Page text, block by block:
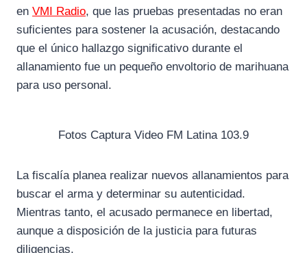
en VMI Radio, que las pruebas presentadas no eran
suficientes para sostener la acusación, destacando
que el único hallazgo significativo durante el
allanamiento fue un pequeño envoltorio de marihuana
para uso personal.
Fotos Captura Video FM Latina 103.9
La fiscalía planea realizar nuevos allanamientos para
buscar el arma y determinar su autenticidad.
Mientras tanto, el acusado permanece en libertad,
aunque a disposición de la justicia para futuras
diligencias.